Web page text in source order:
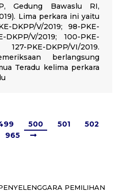
Gedung Bawaslu RI,
Lima perkara ini yaitu
DKPP/V/2019; 98-PKE-
DKPP/V/2019; 100-PKE-
PKE-DKPP/VI/2019.
berlangsung
Teradu kelima perkara
500 501
502
965
PEMILIHAN